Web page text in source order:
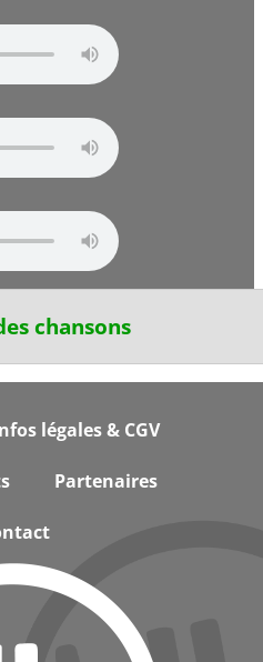
chansons
légales & CGV
Partenaires